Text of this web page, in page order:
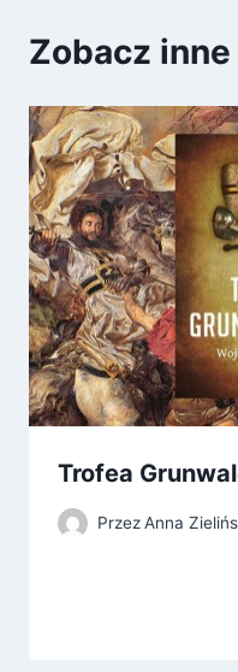
Zobacz
Trofea
PrzezAnna